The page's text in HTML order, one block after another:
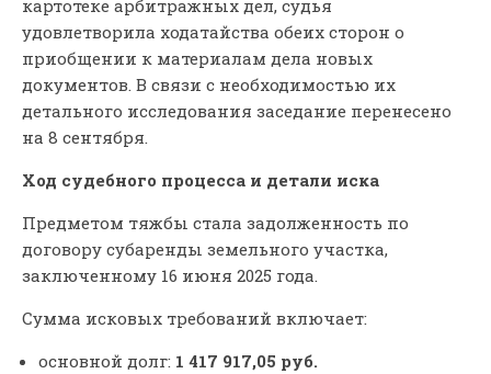
картотеке арбитражных дел, судья
удовлетворила ходатайства обеих сторон о
приобщении к материалам дела новых
документов. В связи с необходимостью их
детального исследования заседание перенесено
на 8 сентября.
Ход судебного процесса и детали иска
Предметом тяжбы стала задолженность по
договору субаренды земельного участка,
заключенному 16 июня 2025 года.
Сумма исковых требований включает:
основной долг: 1 417 917,05 руб.